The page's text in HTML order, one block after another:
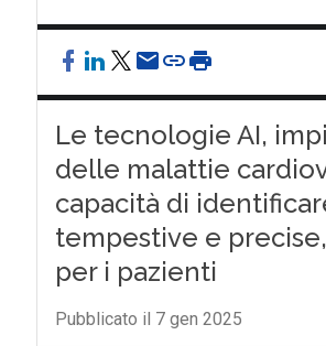
Le tecnologie AI,
delle malattie
capacità di
tempestive e
per i pazienti
Pubblicato il 7 gen 2025